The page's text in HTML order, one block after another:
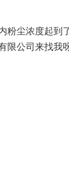
尘浓度起到
限公司来找我